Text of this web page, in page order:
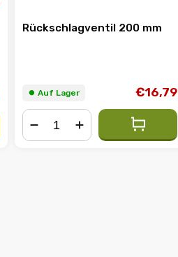
Rückschlagventil 200 mm
⏺︎ Auf Lager €16,79